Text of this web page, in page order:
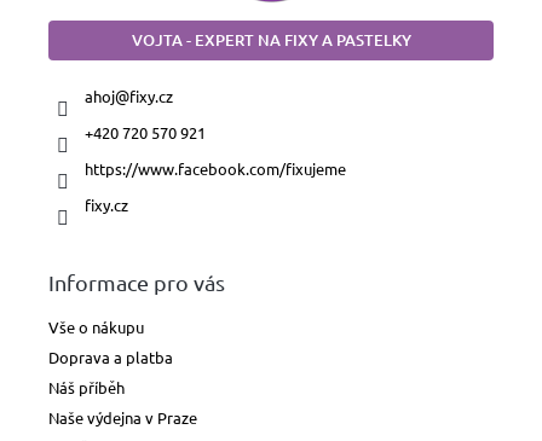
VOJTA - EXPERT NA FIXY A PASTELKY
ahoj@fixy.cz
+420 720 570 921
https://www.facebook.com/fixujeme
fixy.cz
Informace pro vás
Vše o nákupu
Doprava a platba
Náš příběh
Naše výdejna v Praze